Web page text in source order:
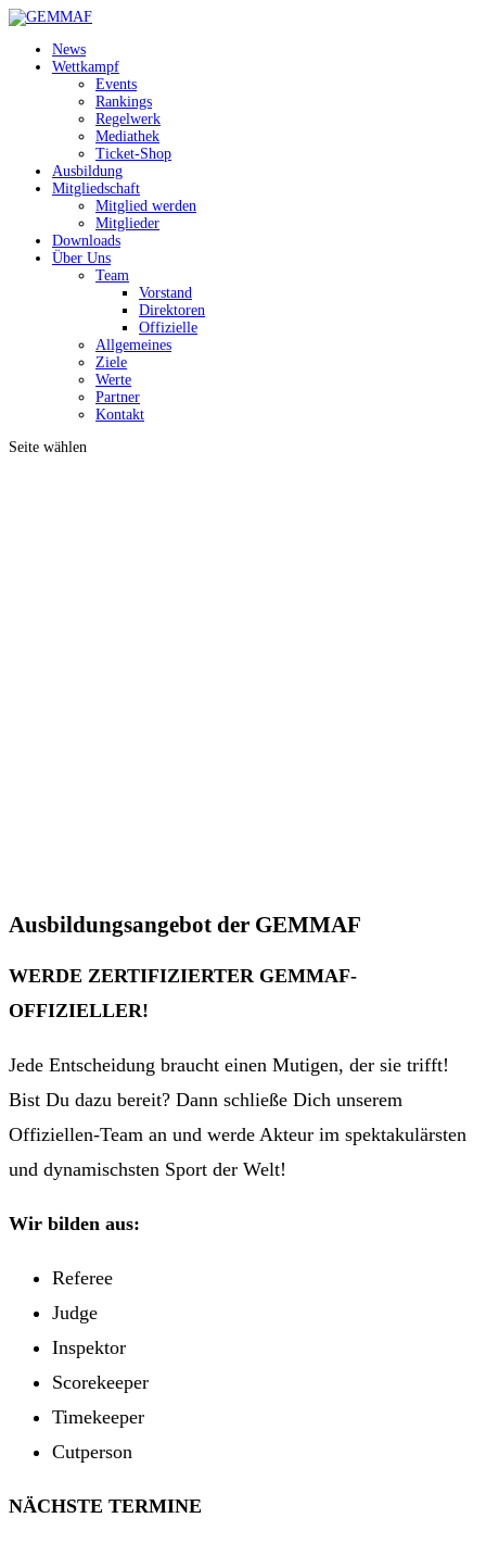
News
Wettkampf
Events
Rankings
Regelwerk
Mediathek
Ticket-Shop
Ausbildung
Mitgliedschaft
Mitglied werden
Mitglieder
Downloads
Über Uns
Team
Vorstand
Direktoren
Offizielle
Allgemeines
Ziele
Werte
Partner
Kontakt
Seite wählen
Ausbildungsangebot der GEMMAF
WERDE ZERTIFIZIERTER GEMMAF-
OFFIZIELLER!
Jede Entscheidung braucht einen Mutigen, der sie trifft!
Bist Du dazu bereit? Dann schließe Dich unserem
Offiziellen-Team an und werde Akteur im spektakulärsten
und dynamischsten Sport der Welt!
Wir bilden aus:
Referee
Judge
Inspektor
Scorekeeper
Timekeeper
Cutperson
NÄCHSTE TERMINE